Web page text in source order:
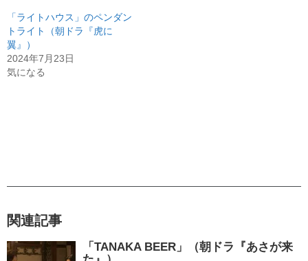
「ライトハウス」のペンダン
トライト（朝ドラ『虎に
翼』）
2024年7月23日
気になる
関連記事
「TANAKA BEER」（朝ドラ『あさが来